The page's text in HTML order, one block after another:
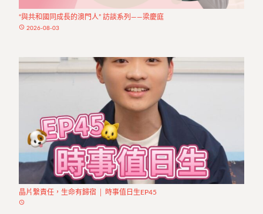
“與共和國同成長的澳門人” 訪談系列——梁慶庭
access_time 2026-08-03
晶片繫責任，生命有歸宿 │ 時事值日生EP45
access_time